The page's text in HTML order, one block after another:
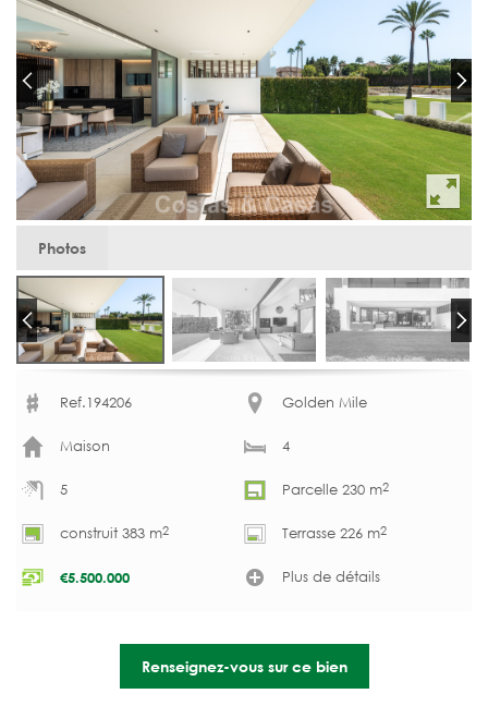
Photos
Ref.194206 Golden Mile
Maison 4
5 Parcelle 230 m2
construit 383 m2 Terrasse 226 m2
€5.500.000 Plus de détails
Renseignez-vous sur ce bien